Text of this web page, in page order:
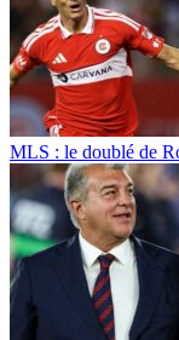
MLS : le doublé de